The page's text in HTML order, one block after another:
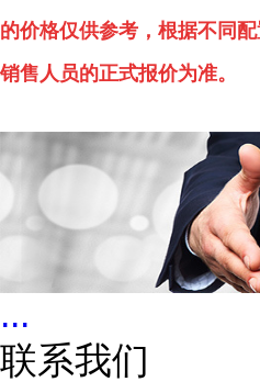
的价格仅供参考，根据不同
销售人员的正式报价为准。
...
联系我们